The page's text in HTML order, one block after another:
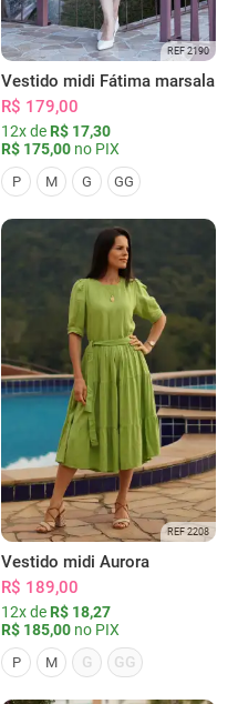
REF 2190
Vestido midi Fátima marsala
R$ 179,00
12x de R$ 17,30
R$ 175,00 no PIX
P M G GG
REF 2208
Vestido midi Aurora
R$ 189,00
12x de R$ 18,27
R$ 185,00 no PIX
P M G GG